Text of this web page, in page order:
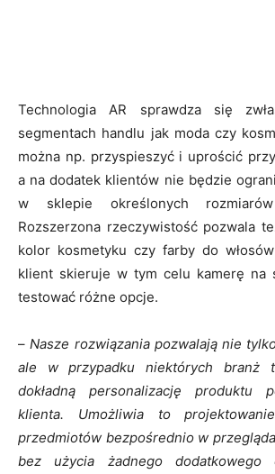
Technologia AR sprawdza się
segmentach handlu jak moda czy
można np. przyspieszyć i uprościć
a na dodatek klientów nie będzie
w sklepie określonych
Rozszerzona rzeczywistość pozwala
kolor kosmetyku czy farby do
klient skieruje w tym celu kamerę na
testować różne opcje.
– Nasze rozwiązania pozwalają nie
ale w przypadku niektórych branż
dokładną personalizację produktu
klienta. Umożliwia to
przedmiotów bezpośrednio w
bez użycia żadnego dodatkowego